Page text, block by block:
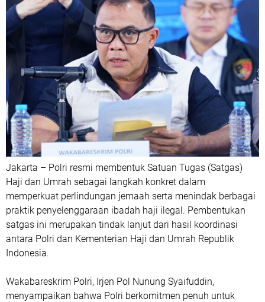
Jakarta – Polri resmi membentuk Satuan Tugas (Satgas)
Haji dan Umrah sebagai langkah konkret dalam
memperkuat perlindungan jemaah serta menindak berbagai
praktik penyelenggaraan ibadah haji ilegal. Pembentukan
satgas ini merupakan tindak lanjut dari hasil koordinasi
antara Polri dan Kementerian Haji dan Umrah Republik
Indonesia.
Wakabareskrim Polri, Irjen Pol Nunung Syaifuddin,
menyampaikan bahwa Polri berkomitmen penuh untuk